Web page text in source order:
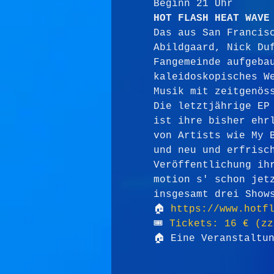
Beginn 21 Uhr
HOT FLASH HEAT WAVE
Das aus San
Abildgaard, Nick
Fangemeinde
kaleidoskopisches
Musik mit
Die letztjährige
ist ihre bisher
von Artists wie My
und neu und
Veröffentlichung
motion s' schon
insgesamt drei
🏠 https://
🎟 Tickets: 16 €
🏠 Eine